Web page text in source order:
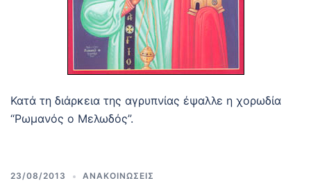
Κατά τη διάρκεια της αγρυπνίας έψαλλε η χορωδία
“Ρωμανός ο Μελωδός”.
23/08/2013 ΑΝΑΚΟΙΝΩΣΕΙΣ